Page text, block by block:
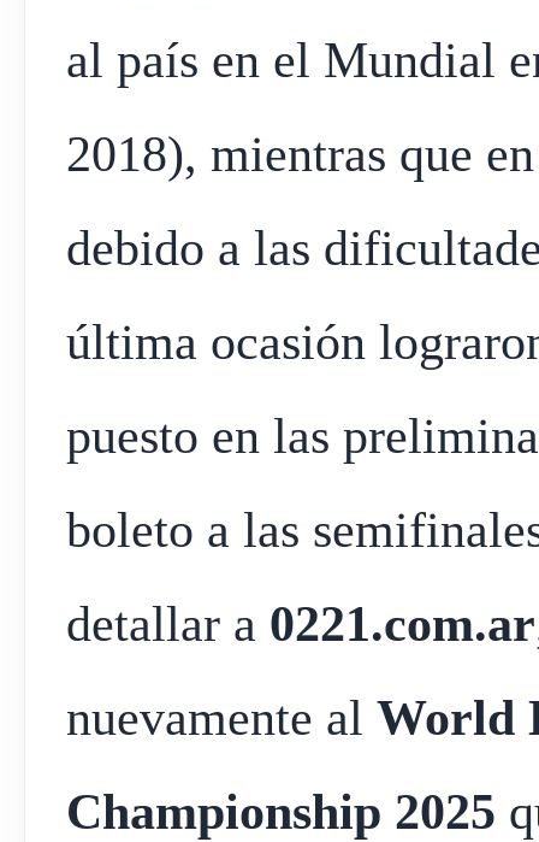
al país en el Mundial
2018), mientras que
debido a las
última ocasión
puesto en las
boleto a las
detallar a 0221.com.ar
nuevamente al World
Championship 2025